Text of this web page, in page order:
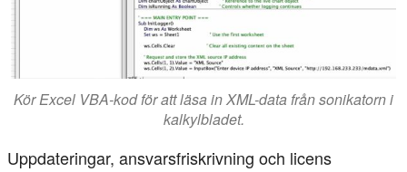
Kör Excel VBA-kod för att läsa in XML-data från sonikatorn i
kalkylbladet.
Uppdateringar, ansvarsfriskrivning och licens